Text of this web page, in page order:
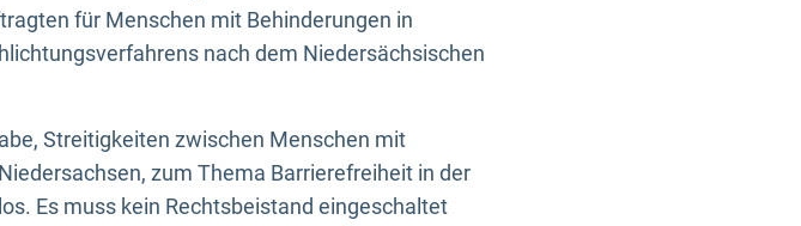
für Menschen mit Behinderungen in
nach dem Niedersächsischen
Streitigkeiten zwischen Menschen mit
zum Thema Barrierefreiheit in der
Es muss kein Rechtsbeistand eingeschaltet